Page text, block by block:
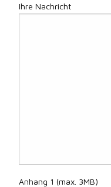
Ihre Nachricht
Anhang 1 (max. 3MB)